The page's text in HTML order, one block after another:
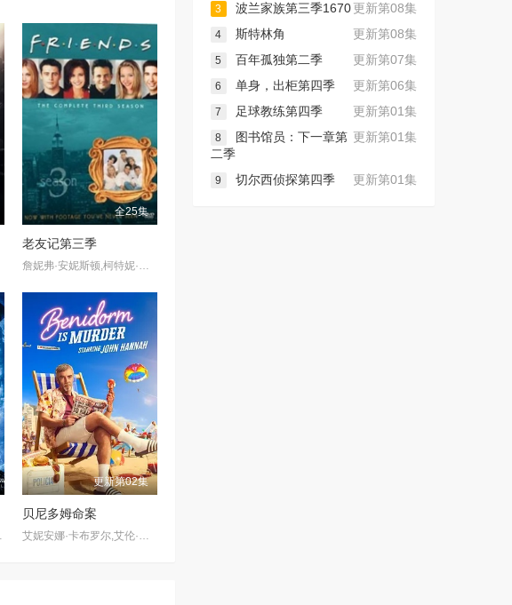
全25集
老友记第三季
詹妮弗·安妮斯顿,柯特妮·考克斯,丽莎·库卓,马特·勒布朗,马修·派瑞,大卫·休默
更新第02集
贝尼多姆命案
更新第08集
3
波兰家族第三季1670
更新第08集
4
斯特林角
更新第07集
5
百年孤独第二季
更新第06集
6
单身，出柜第四季
更新第01集
7
足球教练第四季
更新第01集
8
图书馆员：下一章第
二季
更新第01集
9 切尔西侦探第四季